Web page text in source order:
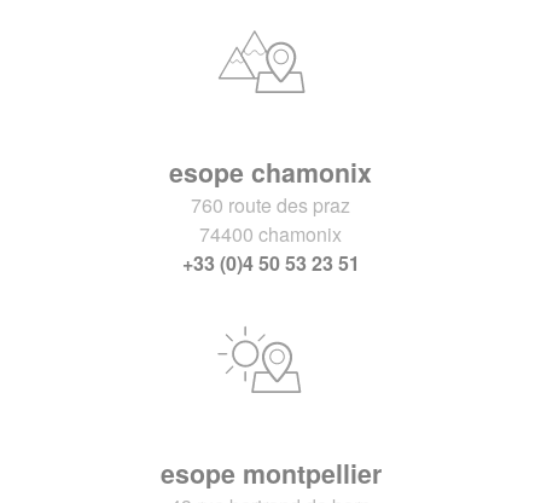
esope chamonix
760 route des praz
74400 chamonix
+33 (0)4 50 53 23 51
esope montpellier